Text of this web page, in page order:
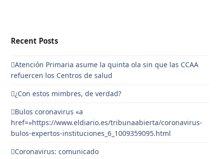
Recent Posts
Atención Primaria asume la quinta ola sin que las CCAA
refuercen los Centros de salud
¿Con estos mimbres, de verdad?
Bulos coronavirus «a
href=»https://www.eldiario.es/tribunaabierta/coronavirus-
bulos-expertos-instituciones_6_1009359095.html
Coronavirus: comunicado